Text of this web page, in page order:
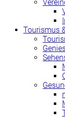
Tourismus